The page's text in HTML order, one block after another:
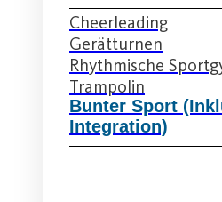
Cheerleading
Gerätturnen
Rhythmische
Trampolin
Bunter Sport
Integration)